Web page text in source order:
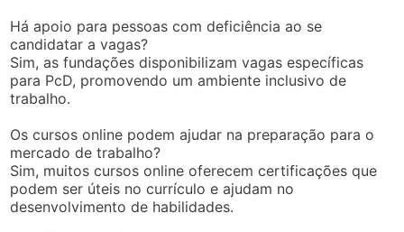
Há apoio para pessoas com deficiência ao se
candidatar a vagas?
Sim, as fundações disponibilizam vagas específicas
para PcD, promovendo um ambiente inclusivo de
trabalho.
Os cursos online podem ajudar na preparação para o
mercado de trabalho?
Sim, muitos cursos online oferecem certificações que
podem ser úteis no currículo e ajudam no
desenvolvimento de habilidades.